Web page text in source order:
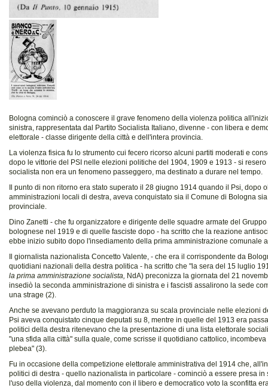
Bologna cominciò a conoscere il grave fenomeno della violenza politica
sinistra, rappresentata dal Partito Socialista Italiano, divenne - con libera e
elettorale - classe dirigente della città e dell'intera provincia.
La violenza fisica fu lo strumento cui fecero ricorso alcuni partiti moderati e
dopo le vittorie del PSI nelle elezioni politiche del 1904, 1909 e 1913 - si
socialista non era un fenomeno passeggero, ma destinato a durare nel tempo.
Il punto di non ritorno era stato superato il 28 giugno 1914 quando il Psi, dopo
amministrazioni locali di destra, aveva conquistato sia il Comune di Bologna
provinciale.
Dino Zanetti - che fu organizzatore e dirigente delle squadre armate del
bolognese nel 1919 e di quelle fasciste dopo - ha scritto che la reazione
ebbe inizio subito dopo l'insediamento della prima amministrazione comunale
Il giornalista nazionalista Concetto Valente, - che era il corrispondente da
quotidiani nazionali della destra politica - ha scritto che "la sera del 15 luglio
la prima amministrazione socialista, NdA) preconizza la giornata del 21
insediò la seconda amministrazione di sinistra e i fascisti assalirono la sede
una strage (2).
Anche se avevano perduto la maggioranza su scala provinciale nelle elezioni
Psi aveva conquistato cinque deputati su 8, mentre in quelle del 1913 era
politici della destra ritenevano che la presentazione di una lista elettorale
"una sfida alla città" sulla quale, come scrisse il quotidiano cattolico,
plebea" (3).
Fu in occasione della competizione elettorale amministrativa del 1914 che,
politici di destra - quello nazionalista in particolare - cominciò a essere presa
l'uso della violenza, dal momento con il libero e democratico voto la sconfitta